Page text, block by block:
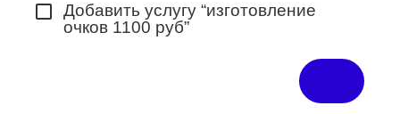
Добавить услугу “изготовление
очков 1100 руб”